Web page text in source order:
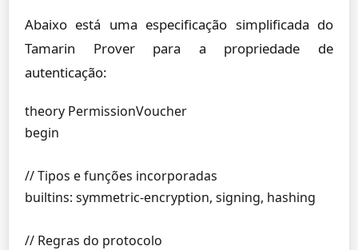
Abaixo está uma especificação simplificada do
Tamarin Prover para a propriedade de
autenticação:
theory PermissionVoucher
begin
// Tipos e funções incorporadas
builtins: symmetric-encryption, signing, hashing
// Regras do protocolo